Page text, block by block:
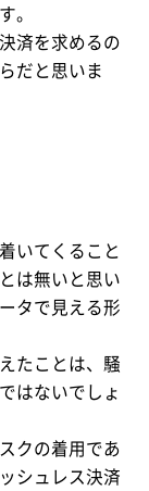
。
済を求めるの
だと思いま
いてくること
は無いと思い
タで見える形
たことは、騒
はないでしょ
クの着用であ
シュレス決済